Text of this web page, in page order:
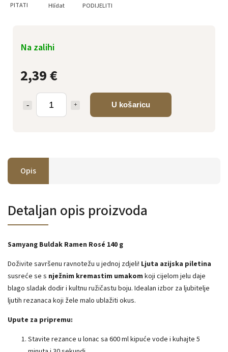
2,39 €
U košaricu
Na zalihi
PITATI Hlídat PODIJELITI
Opis
Detaljan opis proizvoda
Samyang Buldak Ramen Rosé 140 g
Doživite savršenu ravnotežu u jednoj zdjeli! Ljuta azijska piletina
susreće se s nježnim kremastim umakom koji cijelom jelu daje
blago sladak dodir i kultnu ružičastu boju. Idealan izbor za ljubitelje
ljutih rezanaca koji žele malo ublažiti okus.
Upute za pripremu:
Stavite rezance u lonac sa 600 ml kipuće vode i kuhajte 5